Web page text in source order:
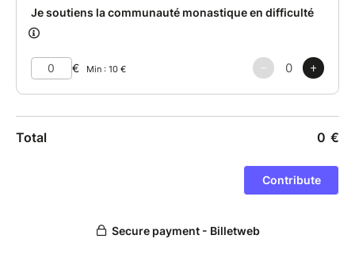
directement leur quotidien et leur sécurité.